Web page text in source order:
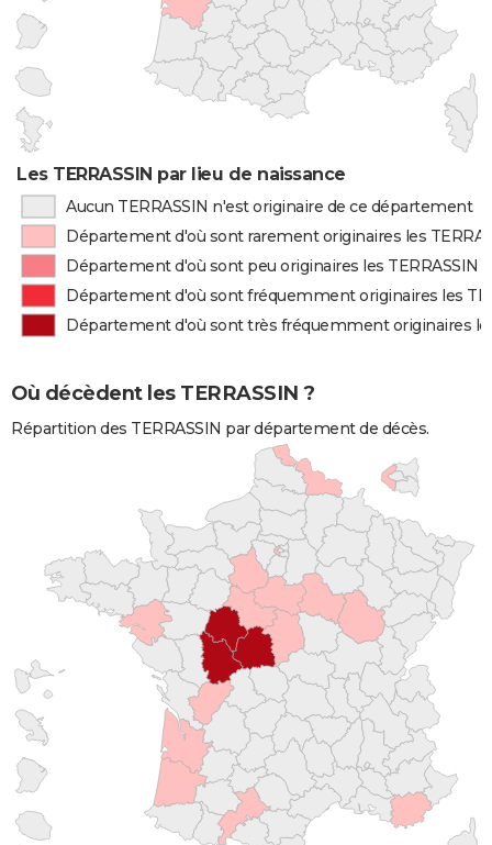
Les TERRASSIN par lieu de naissance
Aucun TERRASSIN n'est originaire de ce département
Département d'où sont rarement originaires les
Département d'où sont peu originaires les TERRASSIN
Département d'où sont fréquemment originaires les
Département d'où sont très fréquemment originaires
Où décèdent les TERRASSIN ?
Répartition des TERRASSIN par département de décès.